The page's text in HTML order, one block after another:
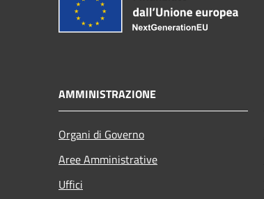
AMMINISTRAZIONE
Organi di Governo
Aree Amministrative
Uffici